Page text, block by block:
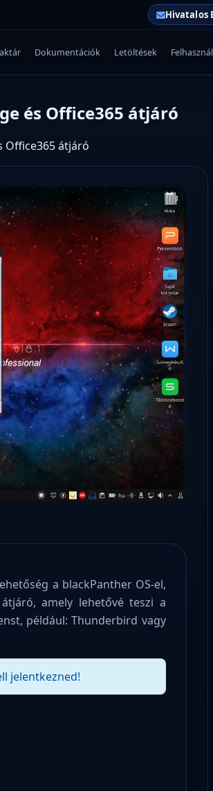
Hivatalos
Dokumentációk Letöltések
és Office365 átjáró
Office365 átjáró
a blackPanther OS-el,
amely lehetővé teszi a
például: Thunderbird vagy
jelentkezned!
Microsoft odaadta a kulcsokat a
hatóságoknak, hogy visszafejthessék